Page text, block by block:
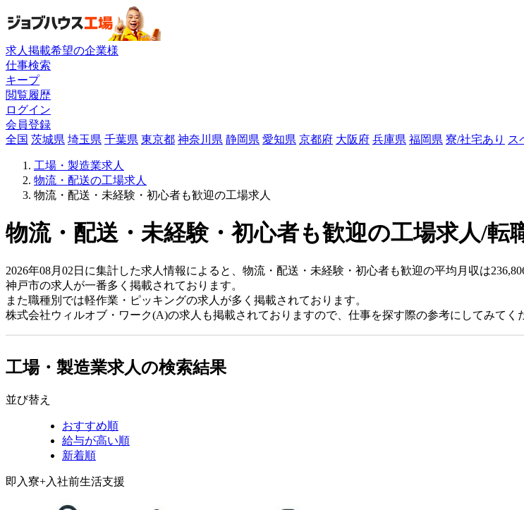
求人掲載希望の企業様
仕事検索
キープ
閲覧履歴
ログイン
会員登録
全国 茨城県 埼玉県 千葉県 東京都 神奈川県 静岡県 愛知県 京都府 大阪府 兵庫県 福岡県 寮/社宅あり ス
工場・製造業求人
物流・配送の工場求人
物流・配送・未経験・初心者も歓迎の工場求人
物流・配送・未経験・初心者も歓迎の工場求人/転
2026年08月02日に集計した求人情報によると、物流・配送・未経験・初心者も歓迎の平均月収は
神戸市の求人が一番多く掲載されております。
また職種別では軽作業・ピッキングの求人が多く掲載されております。
株式会社ウィルオブ・ワーク(A)の求人も掲載されておりますので、仕事を探す際の参考にしてみてく
工場・製造業求人の検索結果
並び替え
おすすめ順
給与が高い順
新着順
即入寮+入社前生活支援